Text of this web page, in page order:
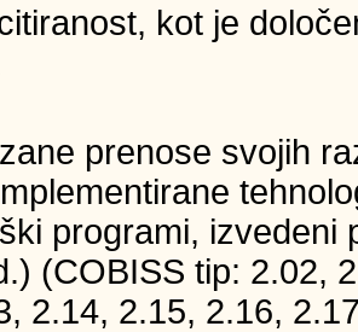
kot je
prenose svojih
programi, izvedeni
(COBISS tip: 2.02,
2.14, 2.15, 2.16,